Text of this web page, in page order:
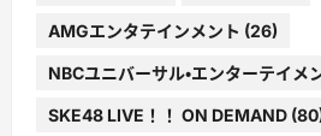
AMGエンタテインメント (26)
NBCユニバーサル・エンターテイメ
SKE48 LIVE！！ ON DEMAND